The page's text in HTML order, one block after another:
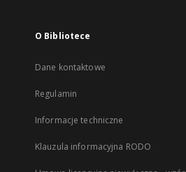
O Bibliotece
Dane kontaktowe
Regulamin
Informacje techniczne
Klauzula informacyjna RODO